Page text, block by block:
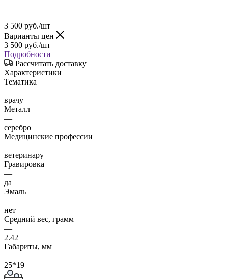
3 500 руб./шт
Варианты цен
3 500 руб./шт
Подробности
Рассчитать доставку
Характеристики
Тематика
—
врачу
Металл
—
серебро
Медицинские профессии
—
ветеринару
Гравировка
—
да
Эмаль
—
нет
Средний вес, грамм
—
2.42
Габариты, мм
—
25*19